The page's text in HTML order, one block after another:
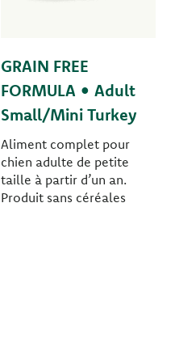
GRAIN FREE
FORMULA • Adult
Small/Mini Turkey
Aliment complet pour
chien adulte de petite
taille à partir d’un an.
Produit sans céréales